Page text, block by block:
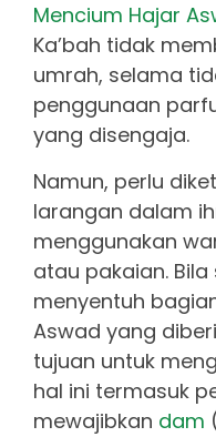
Mencium Hajar
Ka’bah tidak
umrah, selama
penggunaan
yang disengaja.
Namun, perlu
larangan dalam
menggunakan
atau pakaian.
menyentuh
Aswad yang
tujuan untuk
hal ini termasuk
mewajibkan dam